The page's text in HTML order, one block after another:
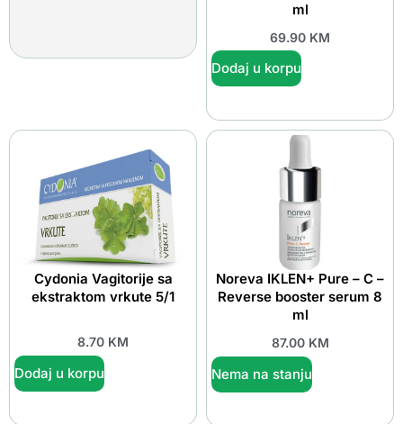
ml
69.90 KM
Dodaj u korpu
Cydonia Vagitorije sa
ekstraktom vrkute 5/1
8.70 KM
Dodaj u korpu
Noreva IKLEN+ Pure – C –
Reverse booster serum 8
ml
87.00 KM
Nema na stanju